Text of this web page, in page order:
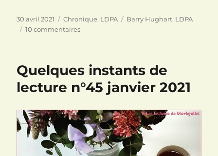
Publié
le
30 avril 2021 Catégories
Chronique, LDPA Étiquettes
Barry Hughart, LDPA
10 commentairessur
Maître
et
Numéro
Dix,
tome
1
:
Quelques instants de
lecture n°45 janvier 2021